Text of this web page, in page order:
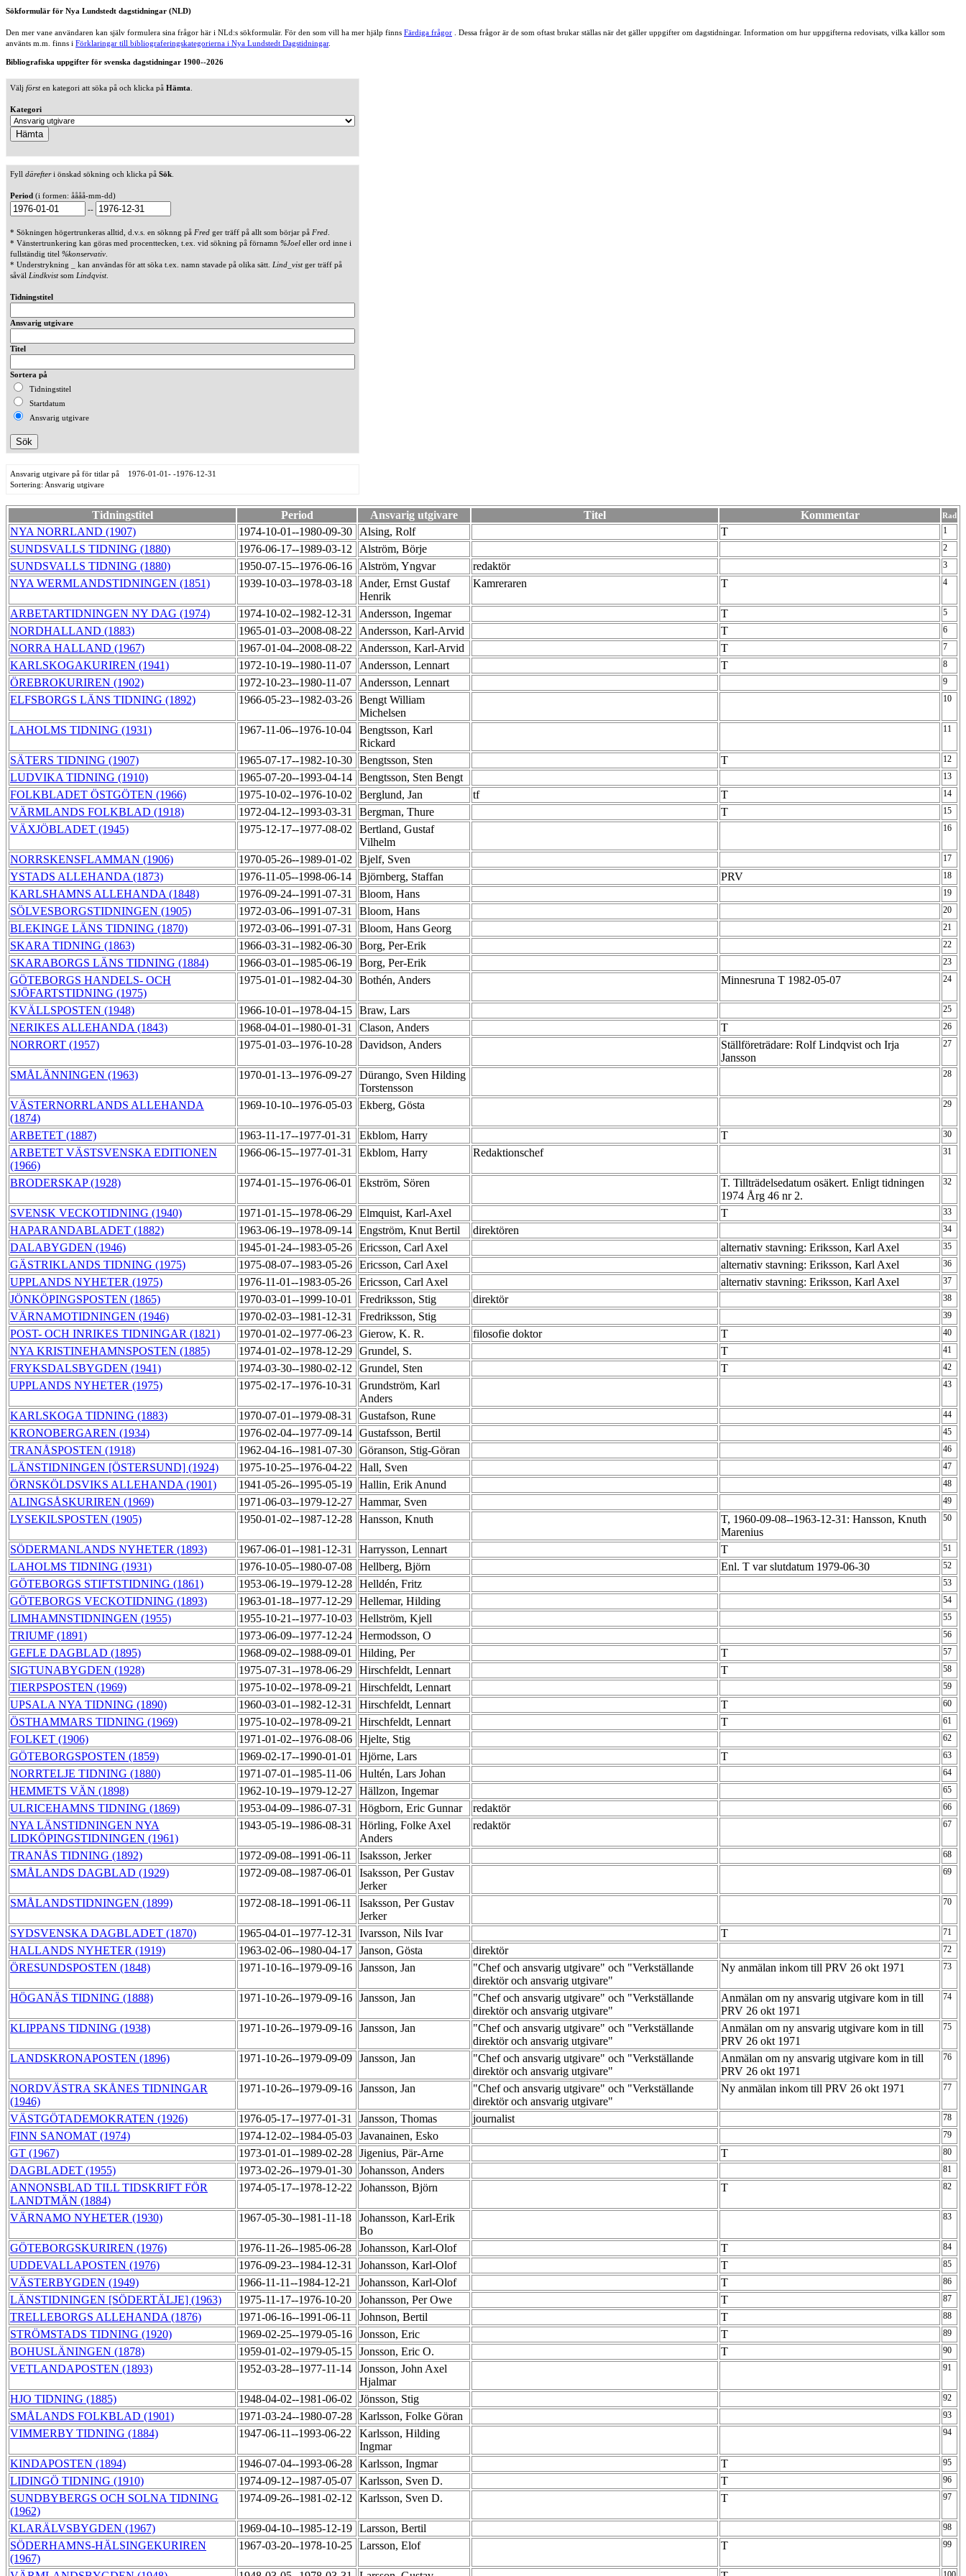
Sökformulär för Nya Lundstedt dagstidningar (NLD)
Den mer vane användaren kan själv formulera sina frågor här i NLd:s sökformulär. För den som vill ha mer hjälp finns Färdiga frågor . Dessa frågor är de som oftast brukar ställas när det gäller uppgifter om dagstidningar. Information om hur uppgifterna redovisats, vilka källor som
använts m.m. finns i Förklaringar till bibliograferingskategorierna i Nya Lundstedt Dagstidningar.
Bibliografiska uppgifter för svenska dagstidningar 1900--2026
Välj försten kategori att söka på och klicka på Hämta
Kategori
Fyll därefteri önskad sökning och klicka på Sök
Period (i formen: åååå-mm-dd)
--
* Sökningen högertrunkeras alltid, d.v.s. en söknng på Fred ger träff på allt som börjar på Fred
* Vänstertrunkering kan göras med procenttecken, t.ex. vid sökning på förnamn %Joel eller ord inne i
fullständig titel %konservativ
* Understrykning _ kan användas för att söka t.ex. namn stavade på olika sätt. Lind_vistger träff på
såväl Lindkvistsom Lindqvist.
Tidningstitel
Ansvarig utgivare
Titel
Sortera på
Tidningstitel
Startdatum
Ansvarig utgivare
Ansvarig utgivare på för titlar på 1976-01-01- -1976-12-31
Sortering: Ansvarig utgivare
Tidningstitel Period Ansvarig utgivare Titel Kommentar Rad
NYA NORRLAND (1907) 1974-10-01--1980-09-30 Alsing, Rolf T 1
SUNDSVALLS TIDNING (1880) 1976-06-17--1989-03-12 Alström, Börje 2
SUNDSVALLS TIDNING (1880) 1950-07-15--1976-06-16 Alström, Yngvar redaktör 3
NYA WERMLANDSTIDNINGEN (1851) 1939-10-03--1978-03-18
Ander, Ernst Gustaf
Henrik
Kamreraren T 4
ARBETARTIDNINGEN NY DAG (1974) 1974-10-02--1982-12-31 Andersson, Ingemar T 5
NORDHALLAND (1883) 1965-01-03--2008-08-22 Andersson, Karl-Arvid T 6
NORRA HALLAND (1967) 1967-01-04--2008-08-22 Andersson, Karl-Arvid T 7
KARLSKOGAKURIREN (1941) 1972-10-19--1980-11-07 Andersson, Lennart T 8
ÖREBROKURIREN (1902) 1972-10-23--1980-11-07 Andersson, Lennart 9
ELFSBORGS LÄNS TIDNING (1892) 1966-05-23--1982-03-26 Bengt William
Michelsen
10
LAHOLMS TIDNING (1931) 1967-11-06--1976-10-04
Bengtsson, Karl
Rickard
11
SÄTERS TIDNING (1907) 1965-07-17--1982-10-30 Bengtsson, Sten T 12
LUDVIKA TIDNING (1910) 1965-07-20--1993-04-14 Bengtsson, Sten Bengt 13
FOLKBLADET ÖSTGÖTEN (1966) 1975-10-02--1976-10-02 Berglund, Jan tf T 14
VÄRMLANDS FOLKBLAD (1918) 1972-04-12--1993-03-31 Bergman, Thure T 15
VÄXJÖBLADET (1945) 1975-12-17--1977-08-02
Bertland, Gustaf
Vilhelm
16
NORRSKENSFLAMMAN (1906) 1970-05-26--1989-01-02 Bjelf, Sven 17
YSTADS ALLEHANDA (1873) 1976-11-05--1998-06-14 Björnberg, Staffan PRV 18
KARLSHAMNS ALLEHANDA (1848) 1976-09-24--1991-07-31 Bloom, Hans 19
SÖLVESBORGSTIDNINGEN (1905) 1972-03-06--1991-07-31 Bloom, Hans 20
BLEKINGE LÄNS TIDNING (1870) 1972-03-06--1991-07-31 Bloom, Hans Georg 21
SKARA TIDNING (1863) 1966-03-31--1982-06-30 Borg, Per-Erik 22
SKARABORGS LÄNS TIDNING (1884) 1966-03-01--1985-06-19 Borg, Per-Erik 23
GÖTEBORGS HANDELS- OCH
SJÖFARTSTIDNING (1975)
1975-01-01--1982-04-30 Bothén, Anders Minnesruna T 1982-05-07 24
KVÄLLSPOSTEN (1948) 1966-10-01--1978-04-15 Braw, Lars 25
NERIKES ALLEHANDA (1843) 1968-04-01--1980-01-31 Clason, Anders T 26
NORRORT (1957) 1975-01-03--1976-10-28 Davidson, Anders
Ställföreträdare: Rolf Lindqvist och Irja
Jansson
27
SMÅLÄNNINGEN (1963) 1970-01-13--1976-09-27 Dürango, Sven Hilding
Torstensson
28
VÄSTERNORRLANDS ALLEHANDA
(1874)
1969-10-10--1976-05-03 Ekberg, Gösta 29
ARBETET (1887) 1963-11-17--1977-01-31 Ekblom, Harry T 30
ARBETET VÄSTSVENSKA EDITIONEN
(1966)
1966-06-15--1977-01-31 Ekblom, Harry Redaktionschef 31
BRODERSKAP (1928) 1974-01-15--1976-06-01 Ekström, Sören
T. Tillträdelsedatum osäkert. Enligt tidningen
1974 Årg 46 nr 2.
32
SVENSK VECKOTIDNING (1940) 1971-01-15--1978-06-29 Elmquist, Karl-Axel T 33
HAPARANDABLADET (1882) 1963-06-19--1978-09-14 Engström, Knut Bertil direktören 34
DALABYGDEN (1946) 1945-01-24--1983-05-26 Ericsson, Carl Axel alternativ stavning: Eriksson, Karl Axel 35
GÄSTRIKLANDS TIDNING (1975) 1975-08-07--1983-05-26 Ericsson, Carl Axel alternativ stavning: Eriksson, Karl Axel 36
UPPLANDS NYHETER (1975) 1976-11-01--1983-05-26 Ericsson, Carl Axel alternativ stavning: Eriksson, Karl Axel 37
JÖNKÖPINGSPOSTEN (1865) 1970-03-01--1999-10-01 Fredriksson, Stig direktör 38
VÄRNAMOTIDNINGEN (1946) 1970-02-03--1981-12-31 Fredriksson, Stig 39
POST- OCH INRIKES TIDNINGAR (1821) 1970-01-02--1977-06-23 Gierow, K. R. filosofie doktor T 40
NYA KRISTINEHAMNSPOSTEN (1885) 1974-01-02--1978-12-29 Grundel, S. T 41
FRYKSDALSBYGDEN (1941) 1974-03-30--1980-02-12 Grundel, Sten T 42
UPPLANDS NYHETER (1975) 1975-02-17--1976-10-31
Grundström, Karl
Anders
43
KARLSKOGA TIDNING (1883) 1970-07-01--1979-08-31 Gustafson, Rune 44
KRONOBERGAREN (1934) 1976-02-04--1977-09-14 Gustafsson, Bertil 45
TRANÅSPOSTEN (1918) 1962-04-16--1981-07-30 Göranson, Stig-Göran 46
LÄNSTIDNINGEN [ÖSTERSUND] (1924) 1975-10-25--1976-04-22 Hall, Sven 47
ÖRNSKÖLDSVIKS ALLEHANDA (1901) 1941-05-26--1995-05-19 Hallin, Erik Anund 48
ALINGSÅSKURIREN (1969) 1971-06-03--1979-12-27 Hammar, Sven 49
LYSEKILSPOSTEN (1905) 1950-01-02--1987-12-28 Hansson, Knuth
T, 1960-09-08--1963-12-31: Hansson, Knuth
Marenius
50
SÖDERMANLANDS NYHETER (1893) 1967-06-01--1981-12-31 Harrysson, Lennart T 51
LAHOLMS TIDNING (1931) 1976-10-05--1980-07-08 Hellberg, Björn Enl. T var slutdatum 1979-06-30 52
GÖTEBORGS STIFTSTIDNING (1861) 1953-06-19--1979-12-28 Helldén, Fritz 53
GÖTEBORGS VECKOTIDNING (1893) 1963-01-18--1977-12-29 Hellemar, Hilding 54
LIMHAMNSTIDNINGEN (1955) 1955-10-21--1977-10-03 Hellström, Kjell 55
TRIUMF (1891) 1973-06-09--1977-12-24 Hermodsson, O 56
GEFLE DAGBLAD (1895) 1968-09-02--1988-09-01 Hilding, Per T 57
SIGTUNABYGDEN (1928) 1975-07-31--1978-06-29 Hirschfeldt, Lennart T 58
TIERPSPOSTEN (1969) 1975-10-02--1978-09-21 Hirschfeldt, Lennart 59
UPSALA NYA TIDNING (1890) 1960-03-01--1982-12-31 Hirschfeldt, Lennart T 60
ÖSTHAMMARS TIDNING (1969) 1975-10-02--1978-09-21 Hirschfeldt, Lennart T 61
FOLKET (1906) 1971-01-02--1976-08-06 Hjelte, Stig 62
GÖTEBORGSPOSTEN (1859) 1969-02-17--1990-01-01 Hjörne, Lars T 63
NORRTELJE TIDNING (1880) 1971-07-01--1985-11-06 Hultén, Lars Johan 64
HEMMETS VÄN (1898) 1962-10-19--1979-12-27 Hällzon, Ingemar 65
ULRICEHAMNS TIDNING (1869) 1953-04-09--1986-07-31 Högborn, Eric Gunnar redaktör 66
NYA LÄNSTIDNINGEN NYA
LIDKÖPINGSTIDNINGEN (1961)
1943-05-19--1986-08-31
Hörling, Folke Axel
Anders
redaktör 67
TRANÅS TIDNING (1892) 1972-09-08--1991-06-11 Isaksson, Jerker 68
SMÅLANDS DAGBLAD (1929) 1972-09-08--1987-06-01
Isaksson, Per Gustav
Jerker
69
SMÅLANDSTIDNINGEN (1899) 1972-08-18--1991-06-11
Isaksson, Per Gustav
Jerker
70
SYDSVENSKA DAGBLADET (1870) 1965-04-01--1977-12-31 Ivarsson, Nils Ivar T 71
HALLANDS NYHETER (1919) 1963-02-06--1980-04-17 Janson, Gösta direktör 72
ÖRESUNDSPOSTEN (1848) 1971-10-16--1979-09-16 Jansson, Jan
"Chef och ansvarig utgivare" och "Verkställande
direktör och ansvarig utgivare"
Ny anmälan inkom till PRV 26 okt 1971 73
HÖGANÄS TIDNING (1888) 1971-10-26--1979-09-16 Jansson, Jan
"Chef och ansvarig utgivare" och "Verkställande
direktör och ansvarig utgivare"
Anmälan om ny ansvarig utgivare kom in till
PRV 26 okt 1971
74
KLIPPANS TIDNING (1938) 1971-10-26--1979-09-16 Jansson, Jan
"Chef och ansvarig utgivare" och "Verkställande
direktör och ansvarig utgivare"
Anmälan om ny ansvarig utgivare kom in till
PRV 26 okt 1971
75
LANDSKRONAPOSTEN (1896) 1971-10-26--1979-09-09 Jansson, Jan
"Chef och ansvarig utgivare" och "Verkställande
direktör och ansvarig utgivare"
Anmälan om ny ansvarig utgivare kom in till
PRV 26 okt 1971
76
NORDVÄSTRA SKÅNES TIDNINGAR
(1946)
1971-10-26--1979-09-16 Jansson, Jan
"Chef och ansvarig utgivare" och "Verkställande
direktör och ansvarig utgivare"
Ny anmälan inkom till PRV 26 okt 1971 77
VÄSTGÖTADEMOKRATEN (1926) 1976-05-17--1977-01-31 Jansson, Thomas journalist 78
FINN SANOMAT (1974) 1974-12-02--1984-05-03 Javanainen, Esko 79
GT (1967) 1973-01-01--1989-02-28 Jigenius, Pär-Arne T 80
DAGBLADET (1955) 1973-02-26--1979-01-30 Johansson, Anders 81
ANNONSBLAD TILL TIDSKRIFT FÖR
LANDTMÄN (1884)
1974-05-17--1978-12-22 Johansson, Björn T 82
VÄRNAMO NYHETER (1930) 1967-05-30--1981-11-18
Johansson, Karl-Erik
Bo
83
GÖTEBORGSKURIREN (1976) 1976-11-26--1985-06-28 Johansson, Karl-Olof T 84
UDDEVALLAPOSTEN (1976) 1976-09-23--1984-12-31 Johansson, Karl-Olof T 85
VÄSTERBYGDEN (1949) 1966-11-11--1984-12-21 Johansson, Karl-Olof T 86
LÄNSTIDNINGEN [SÖDERTÄLJE] (1963) 1975-11-17--1976-10-20 Johansson, Per Owe T 87
TRELLEBORGS ALLEHANDA (1876) 1971-06-16--1991-06-11 Johnson, Bertil T 88
STRÖMSTADS TIDNING (1920) 1969-02-25--1979-05-16 Jonsson, Eric T 89
BOHUSLÄNINGEN (1878) 1959-01-02--1979-05-15 Jonsson, Eric O. T 90
VETLANDAPOSTEN (1893) 1952-03-28--1977-11-14
Jonsson, John Axel
Hjalmar
91
HJO TIDNING (1885) 1948-04-02--1981-06-02 Jönsson, Stig 92
SMÅLANDS FOLKBLAD (1901) 1971-03-24--1980-07-28 Karlsson, Folke Göran 93
VIMMERBY TIDNING (1884) 1947-06-11--1993-06-22
Karlsson, Hilding
Ingmar
94
KINDAPOSTEN (1894) 1946-07-04--1993-06-28 Karlsson, Ingmar T 95
LIDINGÖ TIDNING (1910) 1974-09-12--1987-05-07 Karlsson, Sven D. T 96
SUNDBYBERGS OCH SOLNA TIDNING
(1962)
1974-09-26--1981-02-12 Karlsson, Sven D. T 97
KLARÄLVSBYGDEN (1967) 1969-04-10--1985-12-19 Larsson, Bertil 98
SÖDERHAMNS-HÄLSINGEKURIREN
(1967)
1967-03-20--1978-10-25 Larsson, Elof T 99